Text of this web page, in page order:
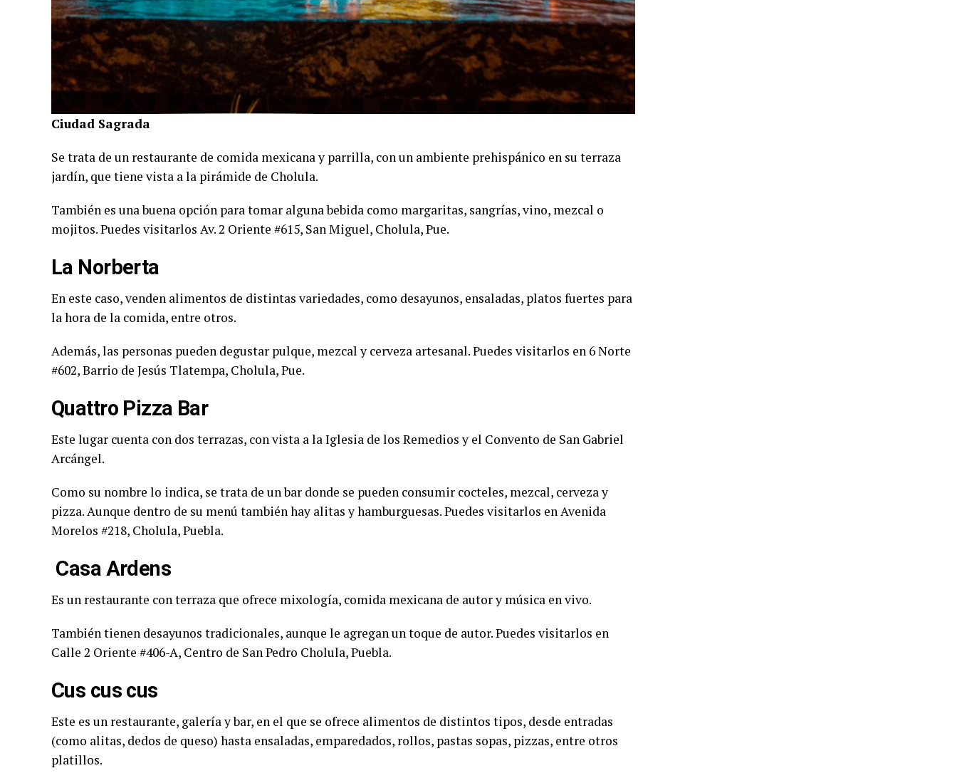
Ciudad Sagrada
Se trata de un restaurante de comida mexicana y parrilla, con un ambiente prehispánico en su terraza
jardín, que tiene vista a la pirámide de Cholula.
También es una buena opción para tomar alguna bebida como margaritas, sangrías, vino, mezcal o
mojitos. Puedes visitarlos Av. 2 Oriente #615, San Miguel, Cholula, Pue.
La Norberta
En este caso, venden alimentos de distintas variedades, como desayunos, ensaladas, platos fuertes para
la hora de la comida, entre otros.
Además, las personas pueden degustar pulque, mezcal y cerveza artesanal. Puedes visitarlos en 6 Norte
#602, Barrio de Jesús Tlatempa, Cholula, Pue.
Quattro Pizza Bar
Este lugar cuenta con dos terrazas, con vista a la Iglesia de los Remedios y el Convento de San Gabriel
Arcángel.
Como su nombre lo indica, se trata de un bar donde se pueden consumir cocteles, mezcal, cerveza y
pizza. Aunque dentro de su menú también hay alitas y hamburguesas. Puedes visitarlos en Avenida
Morelos #218, Cholula, Puebla.
Casa Ardens
Es un restaurante con terraza que ofrece mixología, comida mexicana de autor y música en vivo.
También tienen desayunos tradicionales, aunque le agregan un toque de autor. Puedes visitarlos en
Calle 2 Oriente #406-A, Centro de San Pedro Cholula, Puebla.
Cus cus cus
Este es un restaurante, galería y bar, en el que se ofrece alimentos de distintos tipos, desde entradas
(como alitas, dedos de queso) hasta ensaladas, emparedados, rollos, pastas sopas, pizzas, entre otros
platillos.